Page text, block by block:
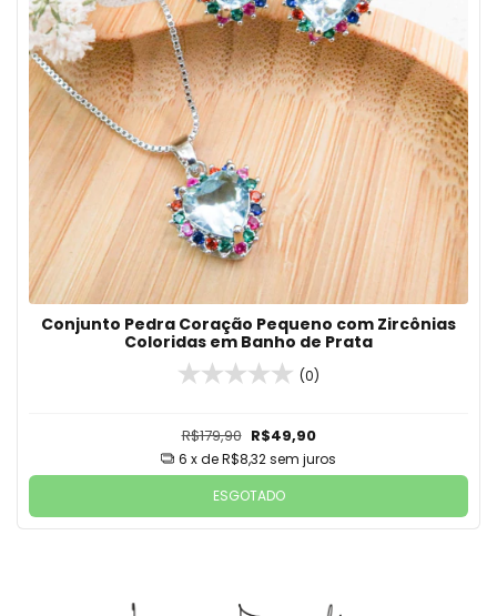
Conjunto Pedra Coração Pequeno com Zircônias
Coloridas em Banho de Prata
(0)
R$179,90 R$49,90
6 x deR$8,32sem juros
ESGOTADO